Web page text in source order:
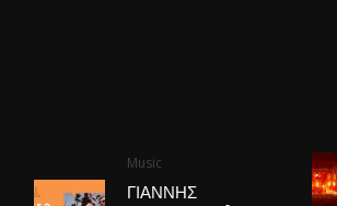
Music
ΓΙΑΝΝΗΣ